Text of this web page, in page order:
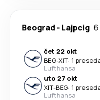
Beograd- Lajpcig 6
čet 22 okt
BEG-XIT· 1
Lufthansa
uto 27 okt
XIT-BEG· 1
Lufthansa